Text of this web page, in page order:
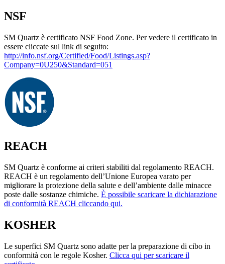
NSF
SM Quartz è certificato NSF Food Zone. Per vedere il certificato in
essere cliccate sul link di seguito:
http://info.nsf.org/Certified/Food/Listings.asp?
Company=0U250&Standard=051
REACH
SM Quartz è conforme ai criteri stabiliti dal regolamento REACH.
REACH è un regolamento dell’Unione Europea varato per
migliorare la protezione della salute e dell’ambiente dalle minacce
poste dalle sostanze chimiche. È possibile scaricare la dichiarazione
di conformità REACH cliccando qui.
KOSHER
Le superfici SM Quartz sono adatte per la preparazione di cibo in
conformità con le regole Kosher. Clicca qui per scaricare il